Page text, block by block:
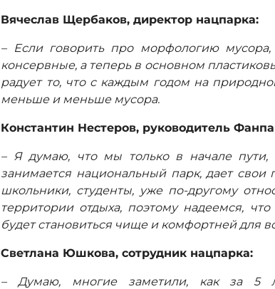
Вячеслав Щербаков, директор нацпарка:
– Если говорить про морфологию
консервные, а теперь в основном
радует то, что с каждым годом на
меньше и меньше мусора.
Константин Нестеров, руководитель
– Я думаю, что мы только в начале пути,
занимается национальный парк, дает
школьники, студенты, уже по-другому
территории отдыха, поэтому надеемся,
будет становиться чище и комфортней для
Светлана Юшкова, сотрудник нацпарка:
– Думаю, многие заметили, как за 5